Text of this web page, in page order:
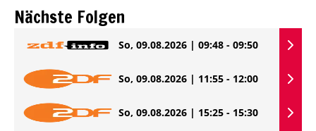
Nächste Folgen
So, 09.08.2026 | 09:48 - 09:50
So, 09.08.2026 | 11:55 - 12:00
So, 09.08.2026 | 15:25 - 15:30